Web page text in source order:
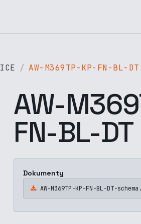
AW-M369TP-KP-FN-BL-DT
AW-
FN-BL-DT
Dokumenty
AW-M369TP-KP-FN-BL-DT-